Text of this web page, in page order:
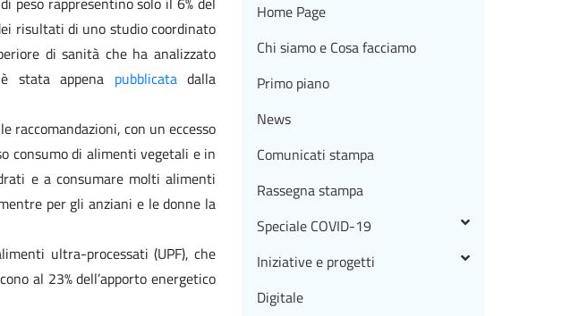
risultati di uno studio coordinato
di sanità che ha analizzato
stata appena pubblicatadalla
raccomandazioni, con un eccesso
consumo di alimenti vegetali e in
e a consumare molti alimenti
per gli anziani e le donne la
ultra-processati (UPF), che
al 23% dell’apporto energetico
Home Page
Chi siamo e Cosa facciamo
Primo piano
News
Comunicati stampa
Rassegna stampa
Speciale COVID-19
Iniziative e progetti
Digitale